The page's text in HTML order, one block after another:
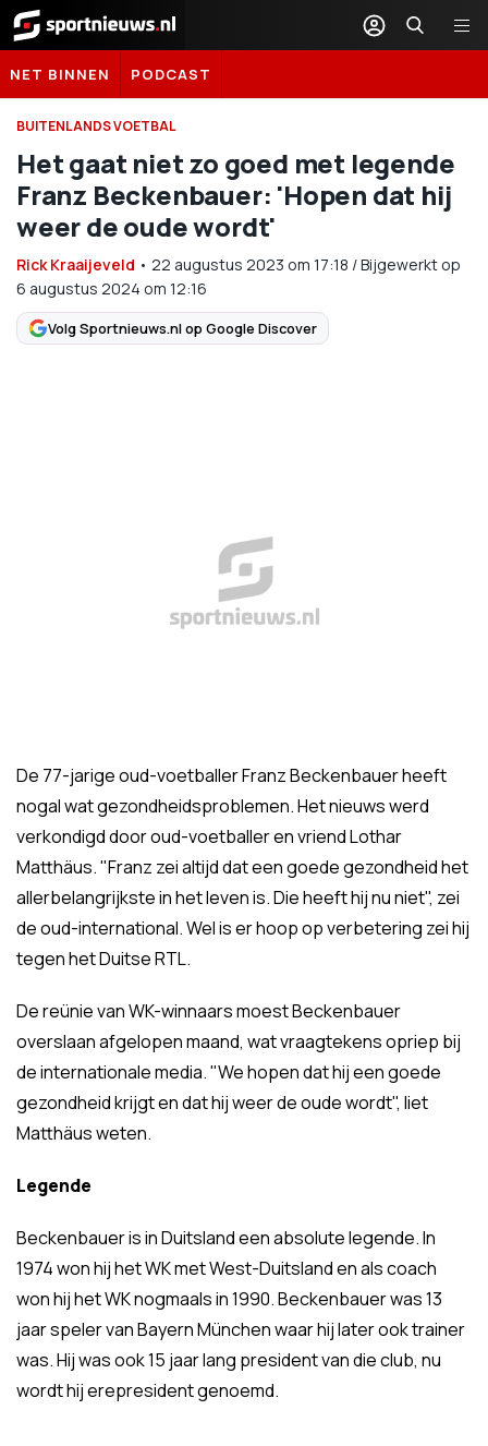
Sportnieuws.nl
NET BINNEN PODCAST
BUITENLANDS VOETBAL
Het gaat niet zo goed met legende
Franz Beckenbauer: 'Hopen dat hij
weer de oude wordt'
Rick Kraaijeveld • 22 augustus 2023 om 17:18 /Bijgewerkt op
6 augustus 2024 om 12:16
Volg Sportnieuws.nl op Google Discover
De 77-jarige oud-voetballer Franz Beckenbauer heeft
nogal wat gezondheidsproblemen. Het nieuws werd
verkondigd door oud-voetballer en vriend Lothar
Matthäus. "Franz zei altijd dat een goede gezondheid het
allerbelangrijkste in het leven is. Die heeft hij nu niet", zei
de oud-international. Wel is er hoop op verbetering zei hij
tegen het Duitse RTL.
De reünie van WK-winnaars moest Beckenbauer
overslaan afgelopen maand, wat vraagtekens opriep bij
de internationale media. "We hopen dat hij een goede
gezondheid krijgt en dat hij weer de oude wordt", liet
Matthäus weten.
Legende
Beckenbauer is in Duitsland een absolute legende. In
1974 won hij het WK met West-Duitsland en als coach
won hij het WK nogmaals in 1990. Beckenbauer was 13
jaar speler van Bayern München waar hij later ook trainer
was. Hij was ook 15 jaar lang president van die club, nu
wordt hij erepresident genoemd.